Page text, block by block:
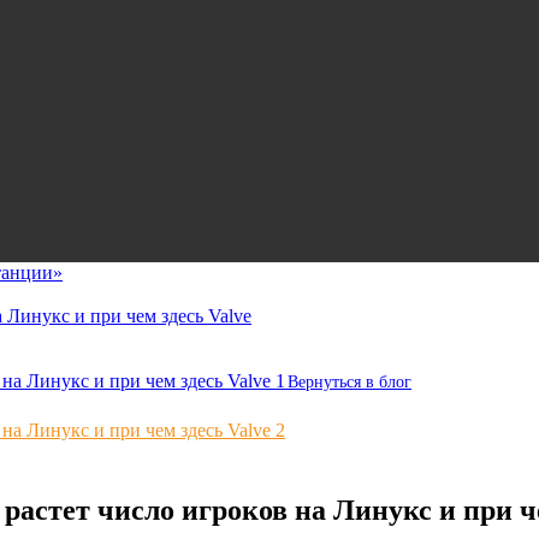
Линукс и при чем здесь Valve
Вернуться в блог
число игроков на Линукс и при